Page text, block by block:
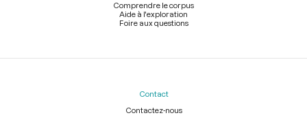
Comprendre le corpus
Aide à l'exploration
Foire aux questions
Contact
Contactez-nous